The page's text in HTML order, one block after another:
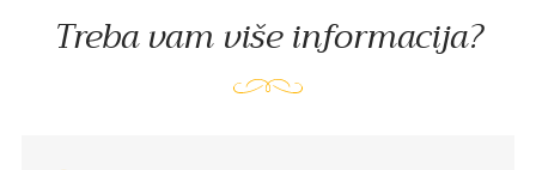
Treba vam više informacija?